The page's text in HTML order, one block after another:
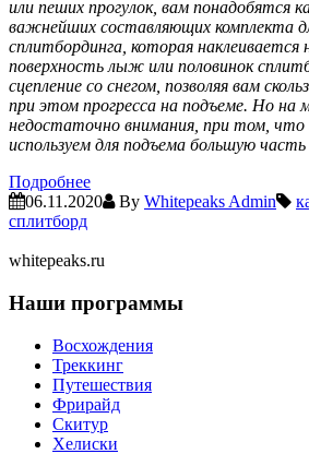
или пеших прогулок, вам понадобятся
важнейших составляющих комплекта
сплитбординга, которая наклеивается
поверхность лыж или половинок
сцепление со снегом, позволяя вам
при этом прогресса на подъеме. Но на
недостаточно внимания, при том,
используем для подъема большую
Подробнее
06.11.2020
By Whitepeaks Admin
сплитборд
whitepeaks.ru
Наши программы
Восхождения
Треккинг
Путешествия
Фрирайд
Скитур
Хелиски